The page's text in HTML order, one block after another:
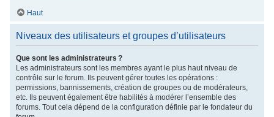
Haut
Niveaux des utilisateurs et groupes d’utilisateurs
Que sont les administrateurs ?
Les administrateurs sont les membres ayant le plus haut niveau de
contrôle sur le forum. Ils peuvent gérer toutes les opérations :
permissions, bannissements, création de groupes ou de modérateurs,
etc. Ils peuvent également être habilités à modérer l’ensemble des
forums. Tout cela dépend de la configuration définie par le fondateur du